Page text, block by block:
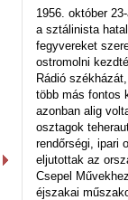
1956. október
a sztálinista
fegyvereket
ostromolni
Rádió
több más fontos
azonban alig
osztagok
rendőrségi, ipari
eljutottak az
Csepel
éjszakai